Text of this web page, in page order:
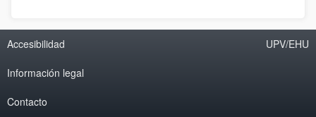
Accesibilidad
Información legal
Contacto
UPV/EHU